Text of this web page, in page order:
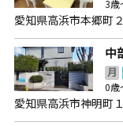
3歳
愛知県高浜市本郷町
中
月
0歳
愛知県高浜市神明町